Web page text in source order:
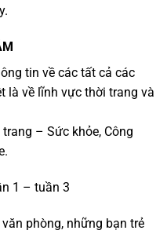
tin về các tất cả các
là về lĩnh vực thời trang và
– Sức khỏe, Công
1 – tuần 3
phòng, những bạn trẻ